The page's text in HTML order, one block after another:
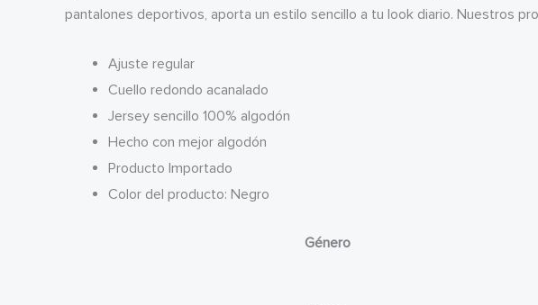
pantalones deportivos, aporta un estilo sencillo a tu look diario. Nuestros
Ajuste regular
Cuello redondo acanalado
Jersey sencillo 100% algodón
Hecho con mejor algodón
Producto Importado
Color del producto: Negro
Género